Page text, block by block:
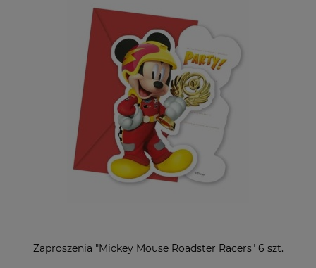
Zaproszenia "Mickey Mouse Roadster Racers" 6 szt.